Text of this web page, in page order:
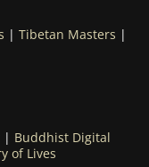
| Tibetan Masters |
| Buddhist Digital
of Lives